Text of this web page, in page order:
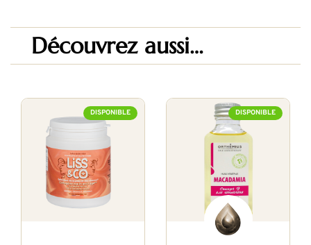
Découvrez aussi…
DISPONIBLE DISPONIBLE